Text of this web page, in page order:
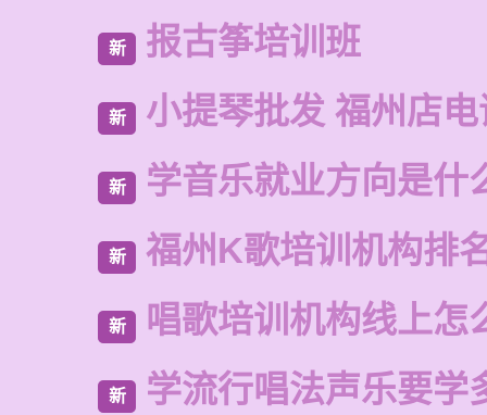
新 报古筝培训班
新 小提琴批发 福州店
新 学音乐就业方向是什
新 福州K歌培训机构排
新 唱歌培训机构线上怎
新 学流行唱法声乐要学